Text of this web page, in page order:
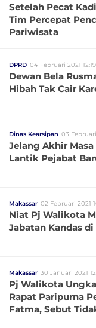
Setelah Pecat
Tim Percepat
Pariwisata
DPRD 04 Februari 2021 12:19
Dewan Bela
Hibah Tak Cair
Dinas Kearsipan 03
Jelang Akhir
Lantik Pejabat
Makassar 02 Februari 2021
Niat Pj Walikota
Jabatan Kandas di
Makassar 30 Januari 2021
Pj Walikota
Rapat Paripurna
Fatma, Sebut